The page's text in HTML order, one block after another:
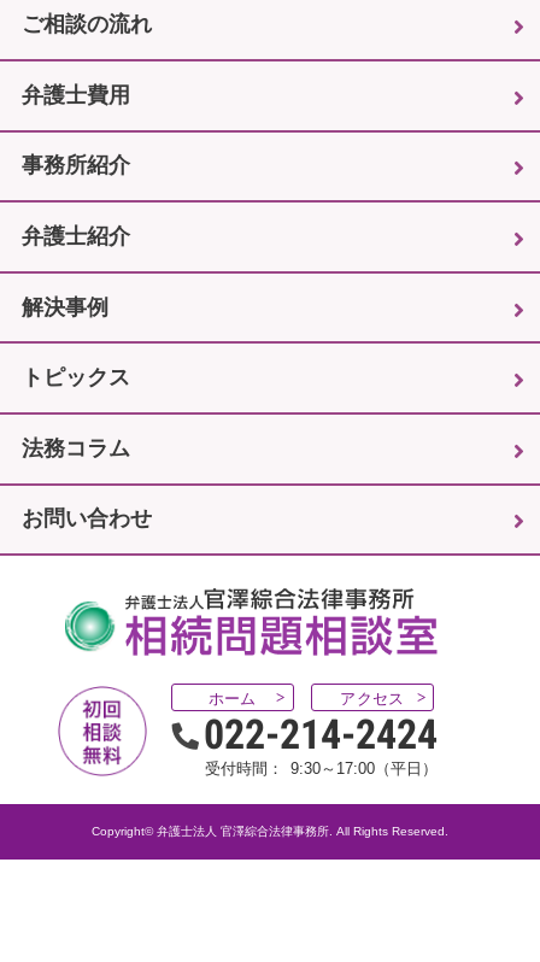
ご相談の流れ
弁護士費用
事務所紹介
弁護士紹介
解決事例
トピックス
法務コラム
お問い合わせ
ホーム アクセス
022-214-2424
受付時間： 9:30～17:00（平日）
Copyright© 弁護士法人 官澤綜合法律事務所. All Rights Reserved.